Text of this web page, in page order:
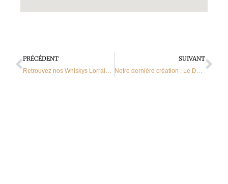
Précédent
PRÉCÉDENT
SUIVANT